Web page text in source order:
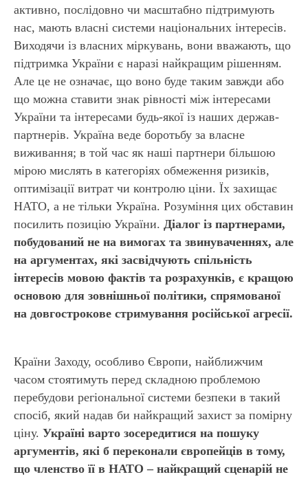
активно, послідовно чи масштабно підтримують
нас, мають власні системи національних інтересів.
Виходячи із власних міркувань, вони вважають, що
підтримка України є наразі найкращим рішенням.
Але це не означає, що воно буде таким завжди або
що можна ставити знак рівності між інтересами
України та інтересами будь-якої із наших держав-
партнерів. Україна веде боротьбу за власне
виживання; в той час як наші партнери більшою
мірою мислять в категоріях обмеження ризиків,
оптимізації витрат чи контролю ціни. Їх захищає
НАТО, а не тільки Україна. Розуміння цих обставин
посилить позицію України. Діалог із партнерами,
побудований не на вимогах та звинуваченнях, але
на аргументах, які засвідчують спільність
інтересів мовою фактів та розрахунків, є кращою
основою для зовнішньої політики, спрямованої
на довгострокове стримування російської агресії.
Країни Заходу, особливо Європи, найближчим
часом стоятимуть перед складною проблемою
перебудови регіональної системи безпеки в такий
спосіб, який надав би найкращий захист за помірну
ціну. Україні варто зосередитися на пошуку
аргументів, які б переконали європейців в тому,
що членство її в НАТО – найкращий сценарій не